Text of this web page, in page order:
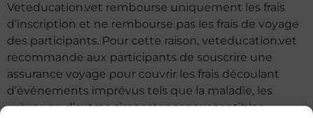
Veteducation.vet rembourse uniquement les frais
d’inscription et ne rembourse pas les frais de voyage
des participants. Pour cette raison, veteducation.vet
recommande aux participants de souscrire une
assurance voyage pour couvrir les frais découlant
d’événements imprévus tels que la maladie, les
grèves ou d’autres circonstances susceptibles